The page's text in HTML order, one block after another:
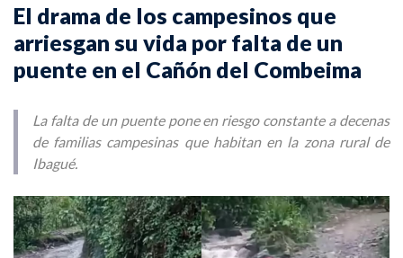
El drama de los campesinos que
arriesgan su vida por falta de un
puente en el Cañón del Combeima
La falta de un puente pone en riesgo constante a decenas
de familias campesinas que habitan en la zona rural de
Ibagué.